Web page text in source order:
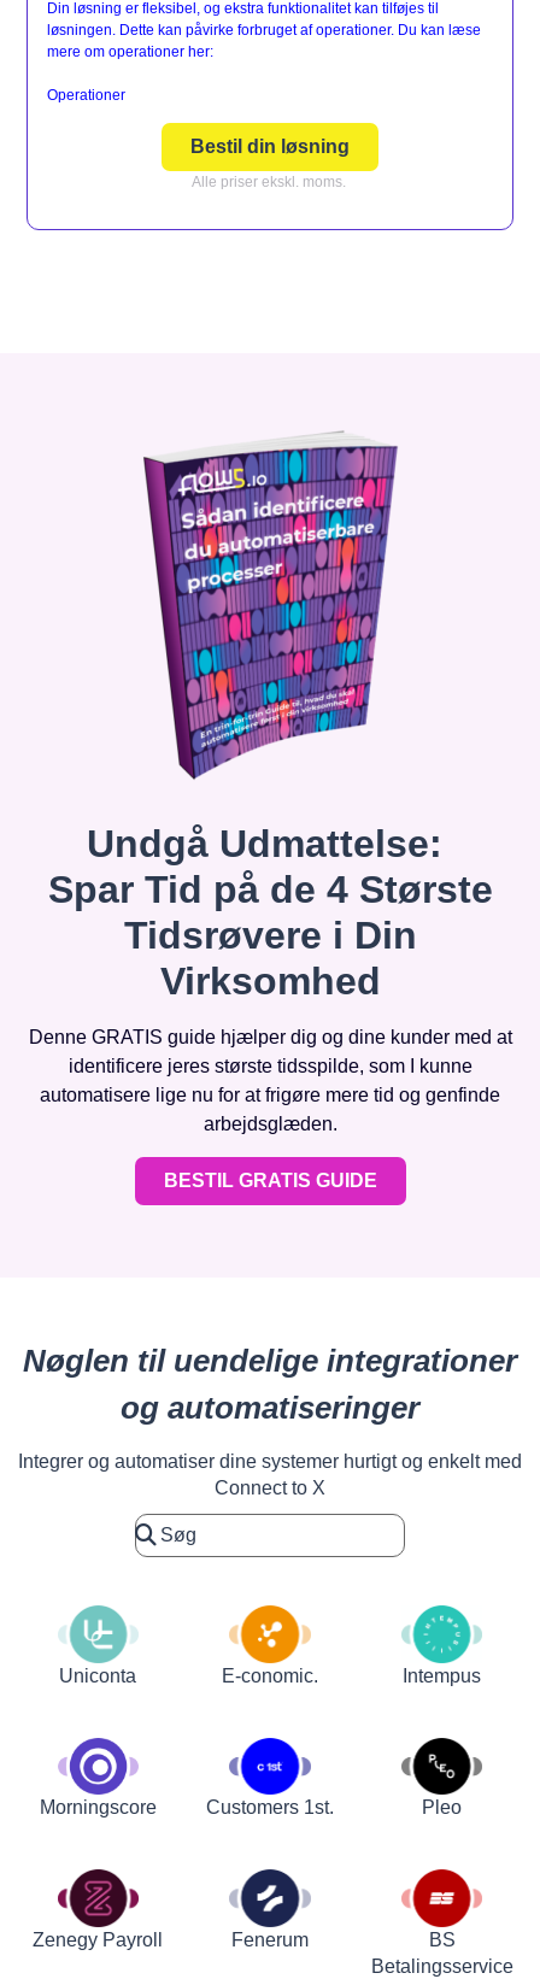
Din løsning er fleksibel, og ekstra funktionalitet kan tilføjes til
løsningen. Dette kan påvirke forbruget af operationer. Du kan læse
mere om operationer her:
Operationer
Bestil din løsning
Alle priser ekskl. moms.
Undgå Udmattelse:
Spar Tid på de 4 Største
Tidsrøvere i Din
Virksomhed
Denne GRATIS guide hjælper dig og dine kunder med at
identificere jeres største tidsspilde, som I kunne
automatisere lige nu for at frigøre mere tid og genfinde
arbejdsglæden.
BESTIL GRATIS GUIDE
Nøglen til uendelige integrationer
og automatiseringer
Integrer og automatiser dine systemer hurtigt og enkelt med
Connect to X
Uniconta E-conomic. Intempus
Morningscore Customers 1st. Pleo
Zenegy Payroll Fenerum
BS
Betalingsservice